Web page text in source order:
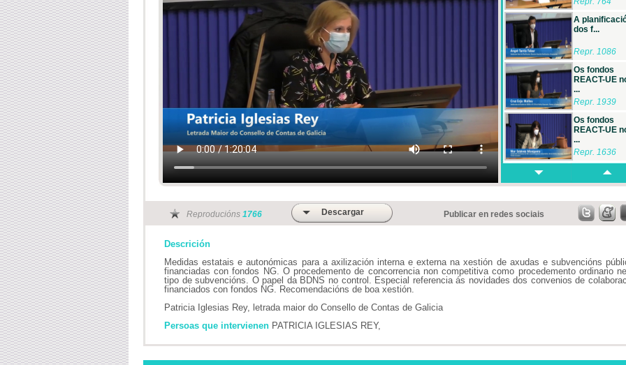
A
dos f...
Repr. 1086
Os fondos
REACT-UE
...
Repr. 1939
Os fondos
REACT-UE
...
Repr. 1636
Medidas para
Repr. 881
Novidades e
O control
interno e a ...
Reproducións 1766 Descargar Publicar en redes sociais
Descrición
Medidas estatais e autonómicas para a axilización interna e externa na xestión de axudas e subvencións
financiadas con fondos NG. O procedemento de concorrencia non competitiva como procedemento ordinario
tipo de subvencións. O papel da BDNS no control. Especial referencia ás novidades dos convenios de
financiados con fondos NG. Recomendacións de boa xestión.
Patricia Iglesias Rey, letrada maior do Consello de Contas de Galicia
Persoas que intervienen PATRICIA IGLESIAS REY,